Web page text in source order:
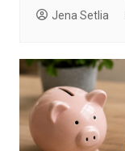
Jena Setlia